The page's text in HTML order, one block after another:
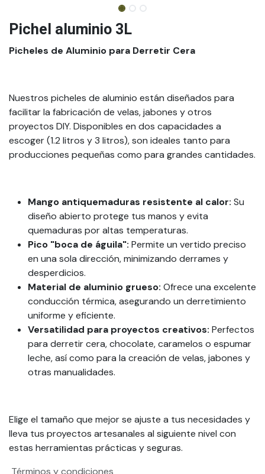
Pichel aluminio 3L
Picheles de Aluminio para Derretir Cera
Nuestros picheles de aluminio están diseñados para
facilitar la fabricación de velas, jabones y otros
proyectos DIY. Disponibles en dos capacidades a
escoger (1.2 litros y 3 litros), son ideales tanto para
producciones pequeñas como para grandes cantidades.
Mango antiquemaduras resistente al calor: Su
diseño abierto protege tus manos y evita
quemaduras por altas temperaturas.
Pico "boca de águila": Permite un vertido preciso
en una sola dirección, minimizando derrames y
desperdicios.
Material de aluminio grueso: Ofrece una excelente
conducción térmica, asegurando un derretimiento
uniforme y eficiente.
Versatilidad para proyectos creativos: Perfectos
para derretir cera, chocolate, caramelos o espumar
leche, así como para la creación de velas, jabones y
otras manualidades.
Elige el tamaño que mejor se ajuste a tus necesidades y
lleva tus proyectos artesanales al siguiente nivel con
estas herramientas prácticas y seguras.